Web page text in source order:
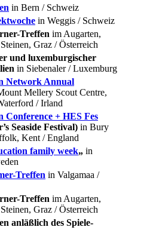
in Bern / Schweiz
in Weggis / Schweiz
Treffen im Augarten,
Graz / Österreich
und luxemburgischer
in Siebenaler / Luxemburg
Network Annual
Mellery Scout Centre,
/ Irland
Conference + HES Fes
Seaside Festival) in Bury
Kent / England
family week„ in
Treffen in Valgamaa /
Treffen im Augarten,
Graz / Österreich
anläßlich des Spiele-